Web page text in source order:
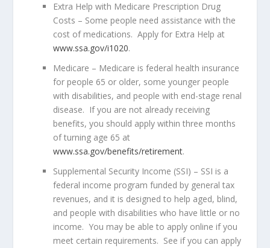
Extra Help with Medicare Prescription Drug
Costs – Some people need assistance with the
cost of medications. Apply for Extra Help at
www.ssa.gov/i1020.
Medicare – Medicare is federal health insurance
for people 65 or older, some younger people
with disabilities, and people with end-stage renal
disease. If you are not already receiving
benefits, you should apply within three months
of turning age 65 at
www.ssa.gov/benefits/retirement.
Supplemental Security Income (SSI) – SSI is a
federal income program funded by general tax
revenues, and it is designed to help aged, blind,
and people with disabilities who have little or no
income. You may be able to apply online if you
meet certain requirements. See if you can apply